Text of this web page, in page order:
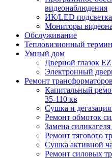
видеонаблюдения
ИК/LED подсветка
Мониторы
Обслуживание
Тепловизионный
Умный дом
Дверной глазок
Электронный
Ремонт трансформаторов
Капитальный
35-110 кв
Сушка и
Ремонт обмоток
Замена
Ремонт тягового
Сушка активной
Ремонт силовых